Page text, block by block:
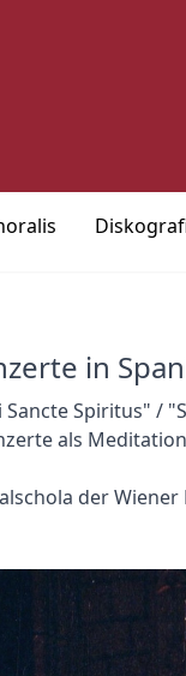
in
Sancte Spiritus" /
als
der